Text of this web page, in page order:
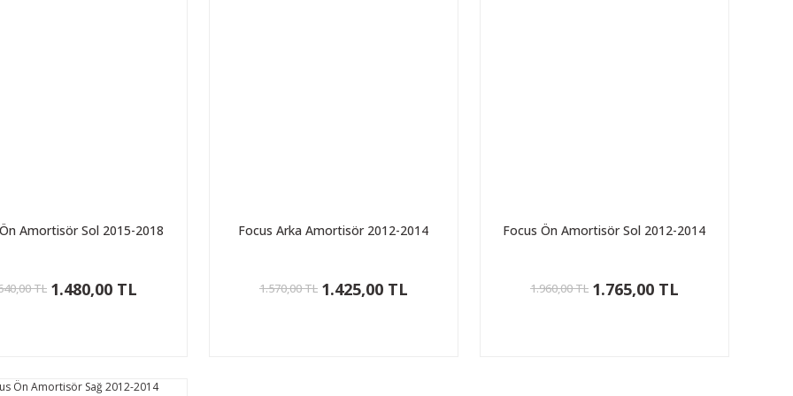
Amortisör Sol 2015-2018
TL 1.480,00 TL
Focus Arka Amortisör 2012-2014
1.570,00 TL 1.425,00 TL
Focus Ön Amortisör Sol 2012-2014
1.960,00 TL 1.765,00 TL